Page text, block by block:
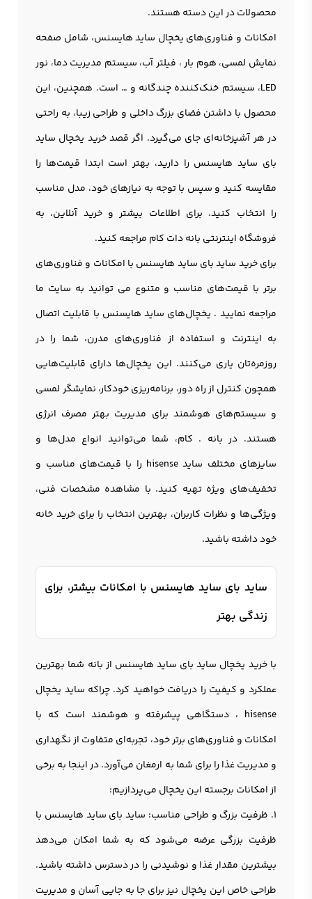
محصولات در این دسته هستند.
امکانات و فناوری‌های يخچال ساید هايسنس، شامل صفحه
نمایش لمسی، هوم بار ، فیلتر آب، سیستم مدیریت دما، نور
LED، سیستم خنک‌کننده چندگانه و … است. همچنین، این
محصول با داشتن فضای بزرگ داخلی و طراحی زیبا، به راحتی
در هر آشپزخانه‌ای جای می‌گیرد. اگر قصدخرید یخچال ساید
بای ساید هایسنس را دارید، بهتر است ابتدا قیمت‌ها را
مقایسه کنید و سپس با توجه به نیازهای خود، مدل مناسب
را انتخاب کنید. برای اطلاعات بیشتر و خرید آنلاین، به
فروشگاه اینترنتی بانه دات کام مراجعه کنید.
برای خرید ساید بای ساید هایسنس با امکانات و فناوری‌های
برتر با قیمت‌های مناسب و متنوع می توانید به سایت ما
مراجعه نمایید . یخچال‌های ساید هایسنس با قابلیت اتصال
به اینترنت و استفاده از فناوری‌های مدرن، شما را در
روزمره‌تان یاری می‌کنند. این یخچال‌ها دارای قابلیت‌هایی
همچون کنترل از راه دور، برنامه‌ریزی خودکار، نمایشگر لمسی
و سیستم‌های هوشمند برای مدیریت بهتر مصرف انرژی
هستند. در بانه . کام، شما می‌توانید انواع مدل‌ها و
سایزهای مختلف ساید hisense را با قیمت‌های مناسب و
تخفیف‌های ویژه تهیه کنید. با مشاهده مشخصات فنی،
ویژگی‌ها و نظرات کاربران، بهترین انتخاب را برای خرید خانه
خود داشته باشید.
ساید بای ساید هایسنس با امکانات بیشتر، برای
زندگی بهتر
با خرید یخچال ساید بای ساید هایسنس از بانه شما بهترین
عملکرد و کیفیت را دریافت خواهید کرد. چراکه ساید یخچال
hisense ، دستگاهی پیشرفته و هوشمند است که با
امکانات و فناوری‌های برتر خود، تجربه‌ای متفاوت از نگهداری
و مدیریت غذا را برای شما به ارمغان می‌آورد. در اینجا به برخی
از امکانات برجسته این یخچال می‌پردازیم:
1. ظرفیت بزرگ و طراحی مناسب: سايد بای سايد هايسنس با
ظرفیت بزرگی عرضه می‌شود که به شما امکان می‌دهد
بیشترین مقدار غذا و نوشیدنی را در دسترس داشته باشید.
طراحی خاص این یخچال نیز برای جا به جایی آسان و مدیریت